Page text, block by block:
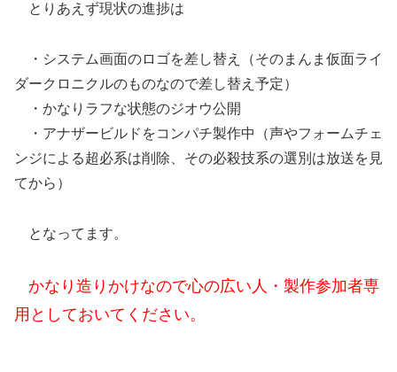
とりあえず現状の進捗は
・システム画面のロゴを差し替え（そのまんま仮面ライ
ダークロニクルのものなので差し替え予定）
・かなりラフな状態のジオウ公開
・アナザービルドをコンパチ製作中（声やフォームチェ
ンジによる超必系は削除、その必殺技系の選別は放送を見
てから）
となってます。
かなり造りかけなので心の広い人・製作参加者専
用としておいてください。